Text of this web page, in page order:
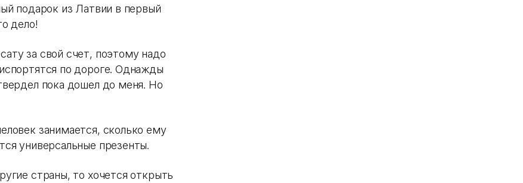
подарок из Латвии в первый
дело!
за свой счет, поэтому надо
по дороге. Однажды
пока дошел до меня. Но
занимается, сколько ему
универсальные презенты.
страны, то хочется открыть